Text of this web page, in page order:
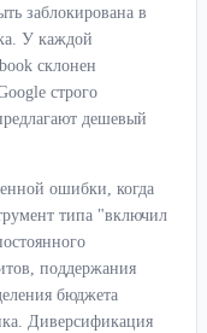
заблокирована в
У каждой
склонен
строго
дешевый
ошибки, когда
типа "включил
поддержания
бюджета
Диверсификация